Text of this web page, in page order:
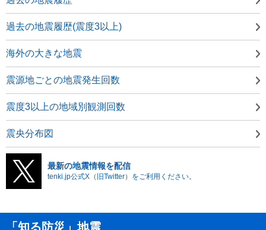
過去の地震履歴(震度3以上)
海外の大きな地震
震源地ごとの地震発生回数
震度3以上の地域別観測回数
震央分布図
最新の地震情報を配信
tenki.jp公式X（旧Twitter）をご利用ください。
「知る防災」地震